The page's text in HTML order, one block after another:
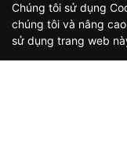
Giấy phép hoạt động
Thông tin và Truyền
Chúng tôi sử dụng
chúng tôi và nâng
sử dụng trang web